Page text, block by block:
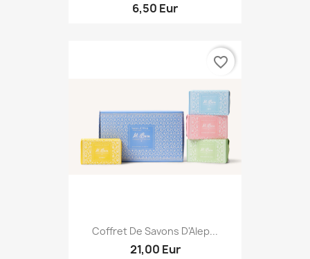
6,50 Eur
Coffret De Savons D'Alep...
21,00 Eur
favorite_border